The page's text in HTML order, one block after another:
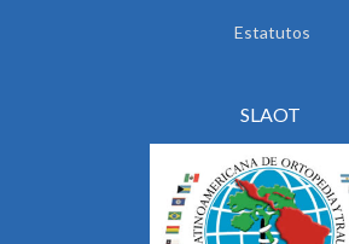
Estatutos
SLAOT